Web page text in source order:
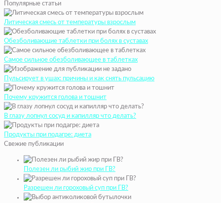
Популярные статьи
Литическая смесь от температуры взрослым
Обезболивающие таблетки при болях в суставах
Самое сильное обезболивающее в таблетках
Пульсирует в ушах: причины и как снять пульсацию
Почему кружится голова и тошнит
В глазу лопнул сосуд и капилляр что делать?
Продукты при подагре: диета
Свежие публикации
Полезен ли рыбий жир при ГВ?
Разрешен ли гороховый суп при ГВ?